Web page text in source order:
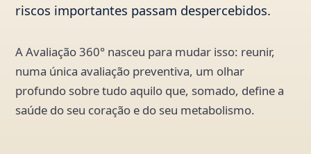
riscos importantes passam despercebidos.
A Avaliação 360° nasceu para mudar isso: reunir,
numa única avaliação preventiva, um olhar
profundo sobre tudo aquilo que, somado, define a
saúde do seu coração e do seu metabolismo.